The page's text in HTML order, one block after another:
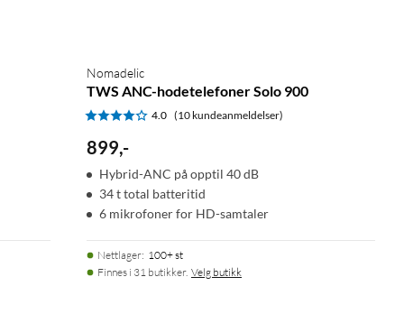
Nomadelic
TWS ANC-hodetelefoner Solo 900
4.0 (10 kundeanmeldelser)
899,-
Hybrid-ANC på opptil 40 dB
34 t total batteritid
6 mikrofoner for HD-samtaler
Nettlager: 100+ st
Finnes i 31 butikker. Velg butikk